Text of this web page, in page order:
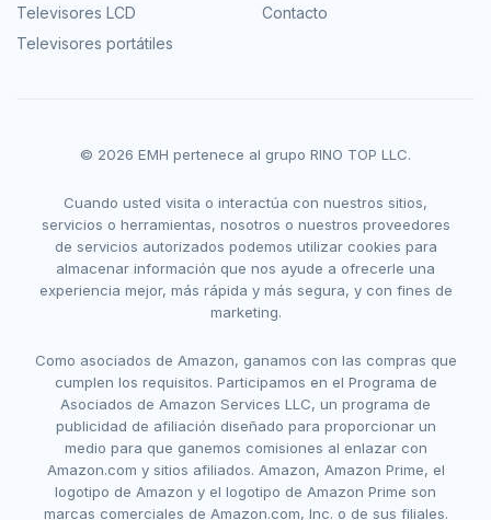
Televisores LCD
Televisores portátiles
Contacto
© 2026 EMH pertenece al grupo RINO TOP LLC.
Cuando usted visita o interactúa con nuestros sitios,
servicios o herramientas, nosotros o nuestros proveedores
de servicios autorizados podemos utilizar cookies para
almacenar información que nos ayude a ofrecerle una
experiencia mejor, más rápida y más segura, y con fines de
marketing.
Como asociados de Amazon, ganamos con las compras que
cumplen los requisitos. Participamos en el Programa de
Asociados de Amazon Services LLC, un programa de
publicidad de afiliación diseñado para proporcionar un
medio para que ganemos comisiones al enlazar con
Amazon.com y sitios afiliados. Amazon, Amazon Prime, el
logotipo de Amazon y el logotipo de Amazon Prime son
marcas comerciales de Amazon.com, Inc. o de sus filiales.